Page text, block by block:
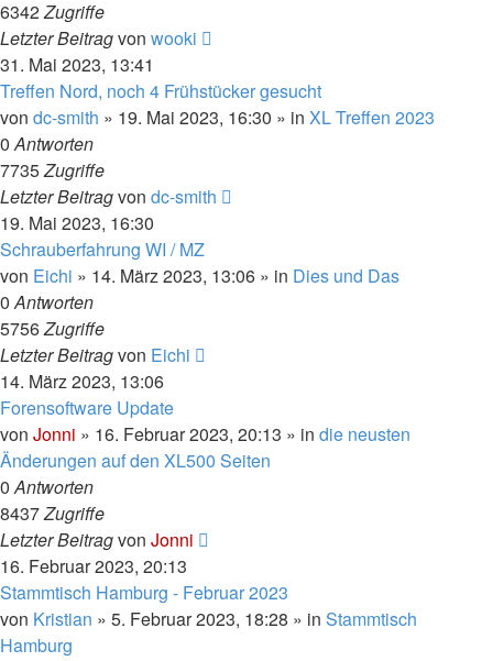
6342Zugriffe
Letzter Beitragvon wooki
31. Mai 2023, 13:41
Treffen Nord, noch 4 Frühstücker gesucht
von dc-smith » 19. Mai 2023, 16:30 » in XL Treffen 2023
0Antworten
7735Zugriffe
Letzter Beitragvon dc-smith
19. Mai 2023, 16:30
Schrauberfahrung WI / MZ
von Eichi » 14. März 2023, 13:06 » in Dies und Das
0Antworten
5756Zugriffe
Letzter Beitragvon Eichi
14. März 2023, 13:06
Forensoftware Update
von Jonni » 16. Februar 2023, 20:13 » in die neusten
Änderungen auf den XL500 Seiten
0Antworten
8437Zugriffe
Letzter Beitragvon Jonni
16. Februar 2023, 20:13
Stammtisch Hamburg - Februar 2023
von Kristian » 5. Februar 2023, 18:28 » in Stammtisch
Hamburg